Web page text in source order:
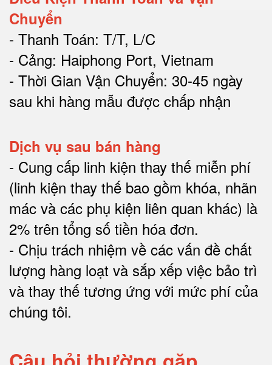
Chuyển
- Thanh Toán: T/T, L/C
- Cảng: Haiphong Port, Vietnam
- Thời Gian Vận Chuyển: 30-45 ngày
sau khi hàng mẫu được chấp nhận
Dịch vụ sau bán hàng
- Cung cấp linh kiện thay thế miễn phí
(linh kiện thay thế bao gồm khóa, nhãn
mác và các phụ kiện liên quan khác) là
2% trên tổng số tiền hóa đơn.
- Chịu trách nhiệm về các vấn đề chất
lượng hàng loạt và sắp xếp việc bảo trì
và thay thế tương ứng với mức phí của
chúng tôi.